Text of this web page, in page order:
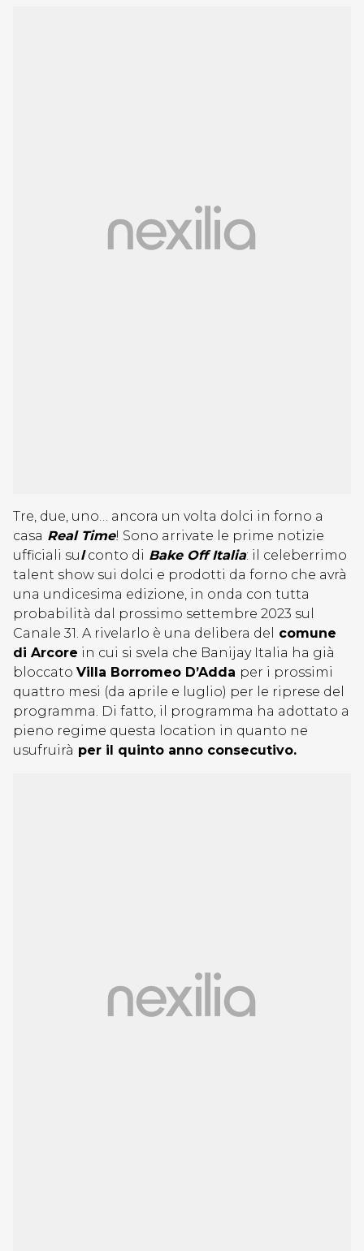
Tre, due, uno… ancora un volta dolci in forno a
casa Real Time! Sono arrivate le prime notizie
ufficiali sulconto di Bake Off Italia: il celeberrimo
talent show sui dolci e prodotti da forno che avrà
una undicesima edizione, in onda con tutta
probabilità dal prossimo settembre 2023 sul
Canale 31. A rivelarlo è una delibera del
comune
di Arcore in cui si svela che Banijay Italia ha già
bloccato Villa Borromeo D’Adda per i prossimi
quattro mesi (da aprile e luglio) per le riprese del
programma. Di fatto, il programma ha adottato a
pieno regime questa location in quanto ne
usufruirà per il quinto anno consecutivo.